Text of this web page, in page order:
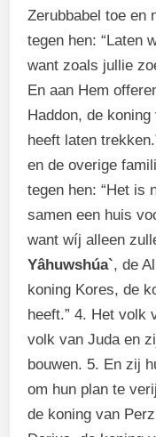
Zerubbabel toe en
tegen hen: “Laten
want zoals jullie
En aan Hem
Haddon, de
heeft laten
en de overige
tegen hen: “Het is
samen een huis
want wíj alleen
Yâhuwshúa`, de
koning Kores, de
heeft.” 4. Het volk
volk van Juda en
bouwen. 5. En zij
om hun plan te
de koning van